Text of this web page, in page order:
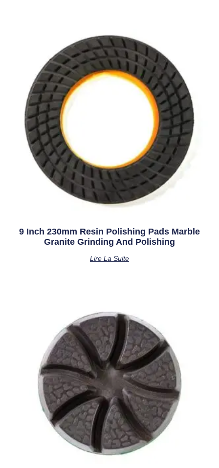
9 Inch 230mm Resin Polishing Pads Marble
Granite Grinding And Polishing
Lire La Suite